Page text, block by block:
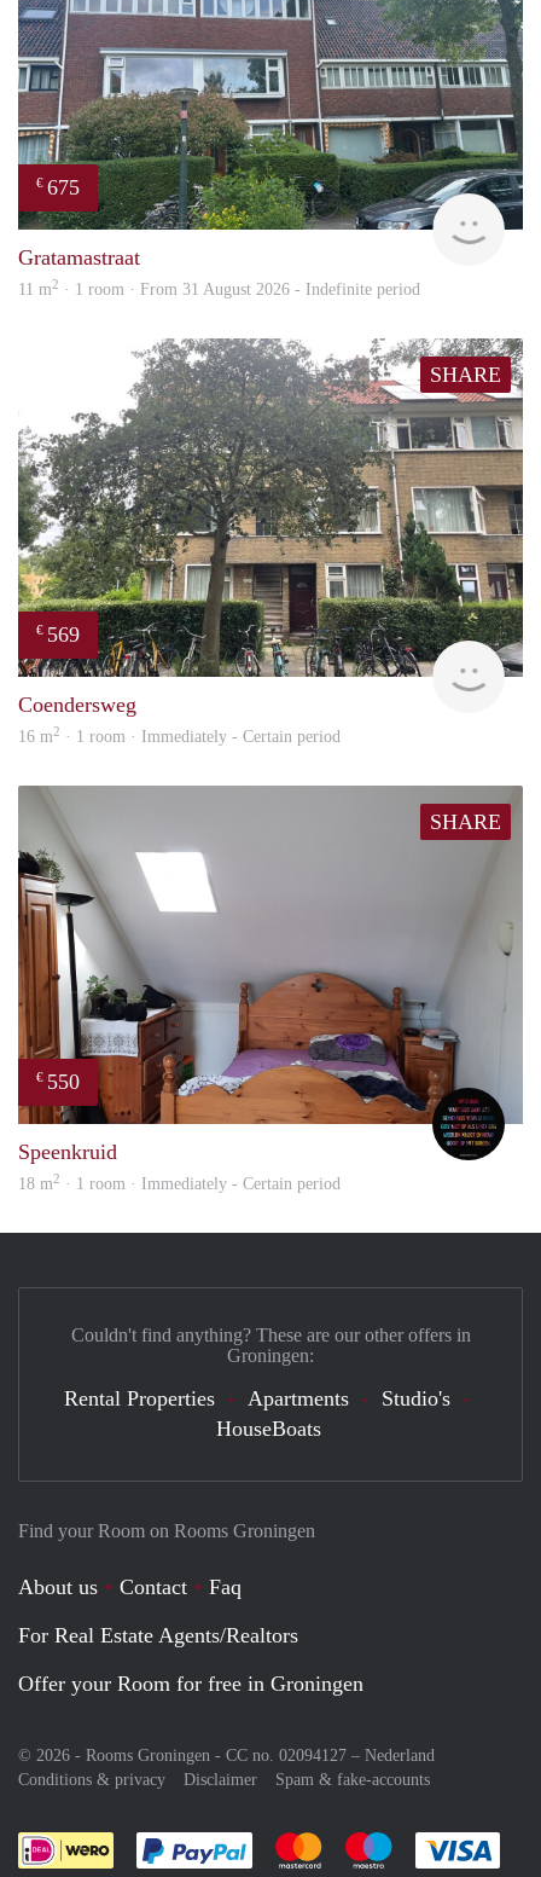
€ 675
Gratamastraat
11 m2 · 1 room · From 31 August 2026 - Indefinite period
SHARE
€ 569
Coendersweg
16 m2 · 1 room · Immediately - Certain period
SHARE
€ 550
Speenkruid
18 m2 · 1 room · Immediately - Certain period
Find your Room on Rooms Groningen
About us Contact
Faq
For Real Estate Agents/Realtors
Offer your Room for free in Groningen
© 2026 - Rooms Groningen - CC no. 02094127 – Nederland
Conditions & privacy
Disclaimer Spam & fake-accounts
Pay easily with :payment method
Pay easily with :payment
Pay easily with
Couldn't find anything? These are our other offers in
Groningen:
Rental Properties Apartments
Studio's
HouseBoats